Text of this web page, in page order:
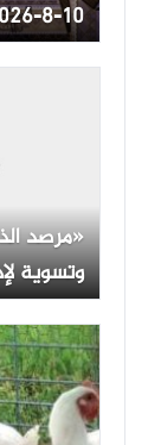
10-8-2026
«مرصد
وتسوية
المصري